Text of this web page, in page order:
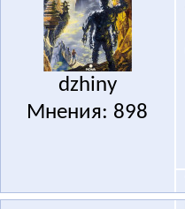
dzhiny
Мнения: 898